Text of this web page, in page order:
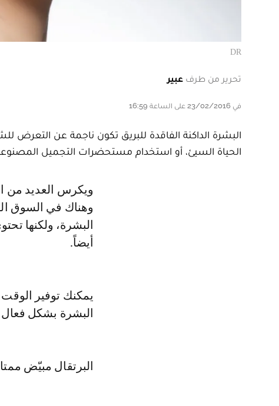
DR
تحرير من طرف عبير
في 23/02/2016 على الساعة 16:59
البشرة الداكنة الفاقدة للبريق تكون ناجمة عن التعرض
الحياة السيئ، أو استخدام مستحضرات التجميل
ويكرس العديد من الناس جهوداً كبيرة للحصول على بشرة صافية لا عيوب فيها،
وهناك في السوق
البشرة، ولكنها
أيضاً.
يمكنك توفير
البشرة بشكل فعال
البرتقال مبيّض